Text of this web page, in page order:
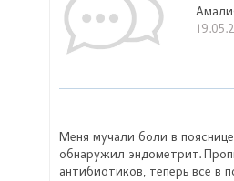
Меня мучали боли в
обнаружил эндометрит.
антибиотиков, теперь все в